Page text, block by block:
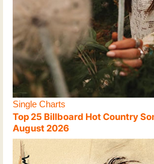
Single Charts
Top 25 Billboard Hot Country
August 2026